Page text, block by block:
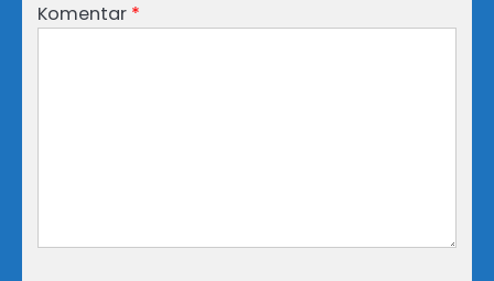
Komentar *